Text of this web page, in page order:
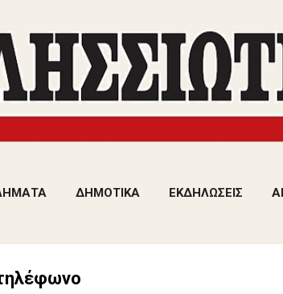
ΔΗΜΟΤΙΚΑ ΕΚΔΗΛΩΣΕΙΣ